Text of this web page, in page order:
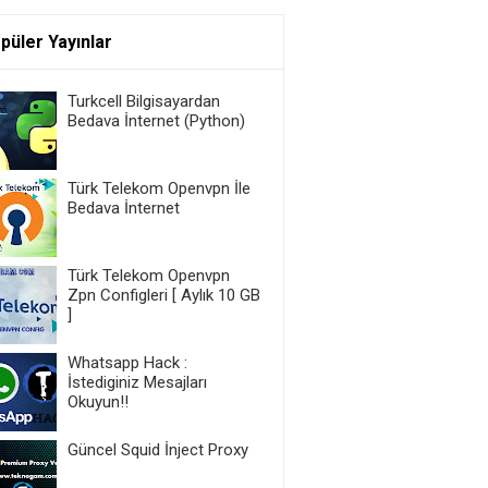
Yayınlar
Turkcell Bilgisayardan
Bedava İnternet (Python)
Türk Telekom Openvpn İle
Bedava İnternet
Türk Telekom Openvpn
Zpn Configleri [ Aylık 10 GB
]
Whatsapp Hack :
İstediginiz Mesajları
Okuyun!!
Güncel Squid İnject Proxy